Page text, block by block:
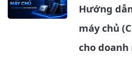
Hướng
máy chủ
cho